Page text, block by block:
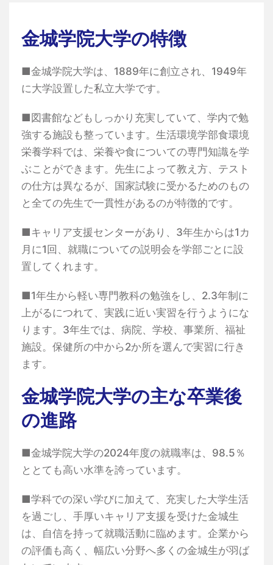
金城学院大学の特徴
■金城学院大学は、1889年に創立され、1949年
に大学設置した私立大学です。
■図書館などもしっかり充実していて、学内で勉
強する施設も整っています。生活環境学部食環境
栄養学科では、栄養や食についての専門知識を学
ぶことができます。先生によって教え方、テスト
の仕方は異なるが、国家試験に受かるためのもの
と全ての先生で一貫性があるのが特徴的です。
■キャリア支援センターがあり、3年生からは1カ
月に1回、就職についての説明会を学部ごとに設
置してくれます。
■1年生から軽い専門教科の勉強をし、2.3年制に
上がるにつれて、実践に近い実習を行うようにな
ります。3年生では、病院、学校、事業所、福祉
施設。保健所の中から2か所を選んで実習に行き
ます。
金城学院大学の主な卒業後
の進路
■金城学院大学の2024年度の就職率は、98.5％
ととても高い水準を誇っています。
■学科での深い学びに加えて、充実した大学生活
を過ごし、手厚いキャリア支援を受けた金城生
は、自信を持って就職活動に臨めます。企業から
の評価も高く、幅広い分野へ多くの金城生が羽ば